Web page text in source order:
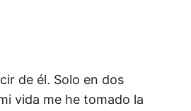
de él. Solo en dos
vida me he tomado la